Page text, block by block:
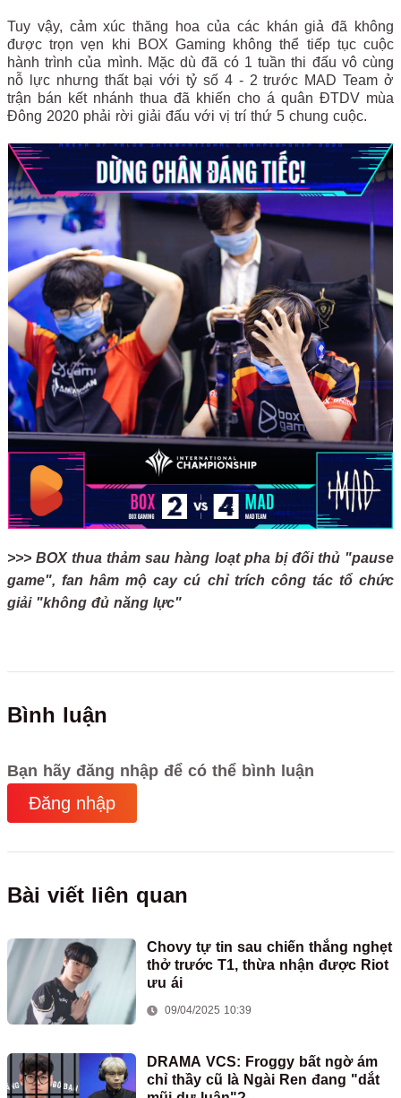
Tuy vậy, cảm xúc thăng hoa của các khán giả đã không
được trọn vẹn khi BOX Gaming không thể tiếp tục cuộc
hành trình của mình. Mặc dù đã có 1 tuần thi đấu vô cùng
nỗ lực nhưng thất bại với tỷ số 4 - 2 trước MAD Team ở
trận bán kết nhánh thua đã khiến cho á quân ĐTDV mùa
Đông 2020 phải rời giải đấu với vị trí thứ 5 chung cuộc.
>>> BOX thua thảm sau hàng loạt pha bị đối thủ "pause
game", fan hâm mộ cay cú chỉ trích công tác tổ chức
giải "không đủ năng lực"
Bình luận
Bạn hãy đăng nhập để có thể bình luận
Đăng nhập
Bài viết liên quan
Chovy tự tin sau chiến thắng nghẹt
thở trước T1, thừa nhận được Riot
ưu ái
09/04/2025 10:39
DRAMA VCS: Froggy bất ngờ ám
chỉ thầy cũ là Ngài Ren đang "dắt